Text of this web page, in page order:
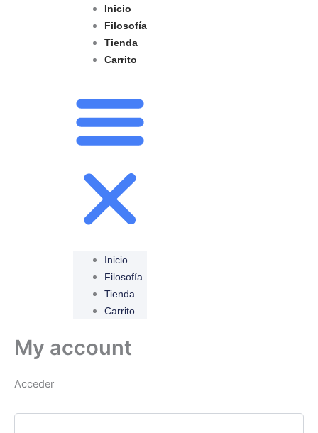
Inicio
Filosofía
Tienda
Carrito
Inicio
Filosofía
Tienda
Carrito
My account
Acceder
Obligatorio